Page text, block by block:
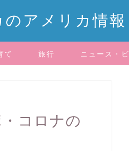
アメリカ情報
て 旅行 ニュース・
コロナの